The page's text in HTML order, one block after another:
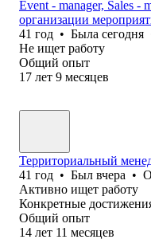
Event - manager, Sales -
организации
41 год • Была сегодня
Не ищет работу
Общий опыт
17 лет 9 месяцев
Территориальный
41 год • Был вчера •
Активно ищет работу
Конкретные
Общий опыт
14 лет 11 месяцев